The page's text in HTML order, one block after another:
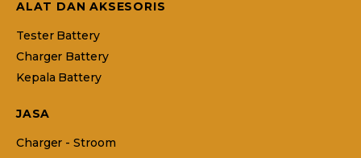
ALAT DAN AKSESORIS
Tester Battery
Charger Battery
Kepala Battery
JASA
Charger - Stroom